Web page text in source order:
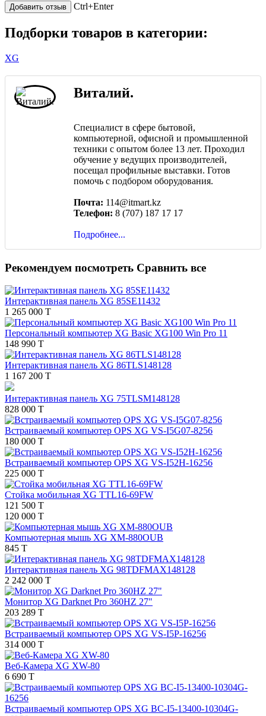
Ctrl+Enter
Подборки товаров в категории:
XG
Виталий.
Специалист в сфере бытовой,
компьютерной, офисной и промышленной
техники с опытом более 13 лет. Проходил
обучение у ведущих производителей,
посещал профильные выставки. Готов
помочь с подбором оборудования.
Почта: 114@itmart.kz
Телефон: 8 (707) 187 17 17
Подробнее...
Рекомендуем посмотреть Сравнить все
Интерактивная панель XG 85SE11432
1 265 000 T
Персональный компьютер XG Basic XG100 Win Pro 11
148 990 T
Интерактивная панель XG 86TLS148128
1 167 200 T
Интерактивная панель XG 75TLSM148128
828 000 T
Встраиваемый компьютер OPS XG VS-I5G07-8256
180 000 T
Встраиваемый компьютер OPS XG VS-I52H-16256
225 000 T
Стойка мобильная XG TTL16-69FW
121 500 T
120 000 T
Компьютерная мышь XG XM-880OUB
845 T
Интерактивная панель XG 98TDFMAX148128
2 242 000 T
Монитор XG Darknet Pro 360HZ 27"
203 289 T
Встраиваемый компьютер OPS XG VS-I5P-16256
314 000 T
Веб-Камера XG XW-80
6 690 T
Встраиваемый компьютер OPS XG BC-I5-13400-10304G-